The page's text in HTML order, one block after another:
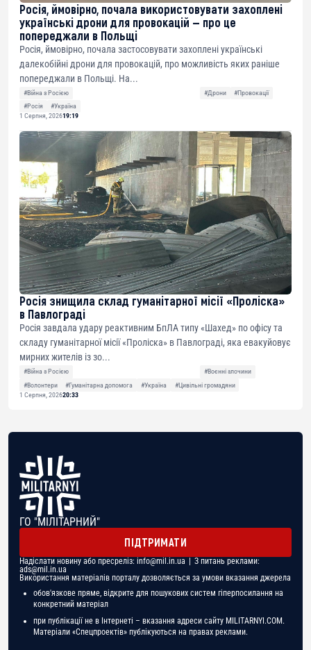
Росія, ймовірно, почала використовувати захоплені
українські дрони для провокацій — про це
попереджали в Польщі
Росія, ймовірно, почала застосовувати захоплені українські
далекобійні дрони для провокацій, про можливість яких раніше
попереджали в Польщі. На...
#Війна з Росією #Дрони
#Провокації
#Росія
#Україна
1 Серпня, 202619:19
Росія знищила склад гуманітарної місії «Проліска»
в Павлограді
Росія завдала удару реактивним БпЛА типу «Шахед» по офісу та
складу гуманітарної місії «Проліска» в Павлограді, яка евакуйовує
мирних жителів із зо...
#Війна з Росією
#Воєнні злочини
#Волонтери
#Гуманітарна допомога #Україна
#Цивільні громадяни
1 Серпня, 202620:33
ГО "МІЛІТАРНИЙ"
ПІДТРИМАТИ
Надіслати новину або пресреліз: info@mil.in.ua | З питань реклами:
ads@mil.in.ua
Використання матеріалів порталу дозволяється за умови вказання джерела
обов'язкове пряме, відкрите для пошукових систем гіперпосилання на
конкретний матеріал
при публікації не в Інтернеті – вказання адреси сайту MILITARNYI.COM.
Матеріали «Спецпроектів» публікуються на правах реклами.